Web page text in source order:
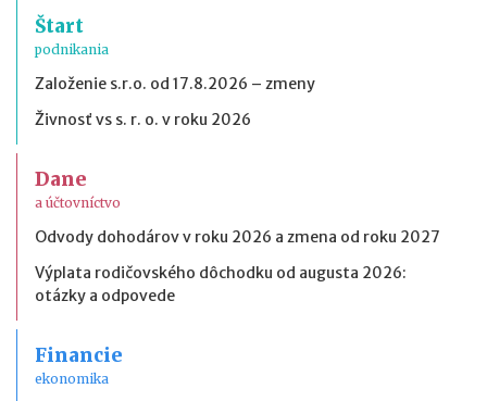
Štart
podnikania
Založenie s.r.o. od 17.8.2026 – zmeny
Živnosť vs s. r. o. v roku 2026
Dane
a účtovníctvo
Odvody dohodárov v roku 2026 a zmena od roku 2027
Výplata rodičovského dôchodku od augusta 2026:
otázky a odpovede
Financie
ekonomika